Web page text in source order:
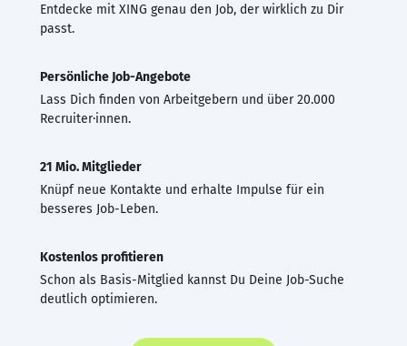
Entdecke mit XING genau den Job, der wirklich zu Dir
passt.
Persönliche Job-Angebote
Lass Dich finden von Arbeitgebern und über 20.000
Recruiter·innen.
21 Mio. Mitglieder
Knüpf neue Kontakte und erhalte Impulse für ein
besseres Job-Leben.
Kostenlos profitieren
Schon als Basis-Mitglied kannst Du Deine Job-Suche
deutlich optimieren.